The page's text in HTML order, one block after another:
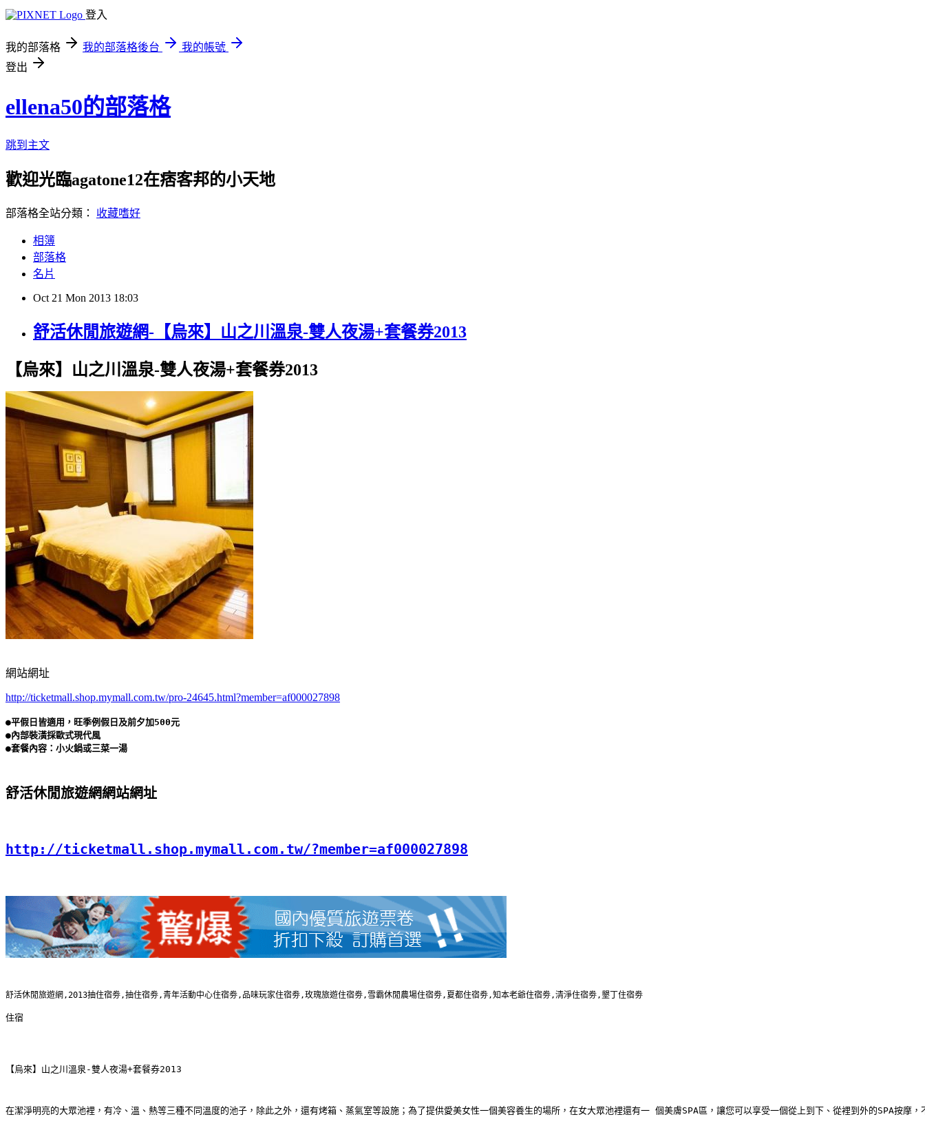
登入
我的部落格 我的部落格後台
我的帳號
登出
ellena50的部落格
跳到主文
歡迎光臨agatone12在痞客邦的小天地
部落格全站分類： 收藏嗜好
相簿
部落格
名片
Oct 21 Mon 2013 18:03
舒活休閒旅遊網-【烏來】山之川溫泉-雙人夜湯+套餐券2013
【烏來】山之川溫泉-雙人夜湯+套餐券2013
網站網址
http://ticketmall.shop.mymall.com.tw/pro-24645.html?member=af000027898
●平假日皆適用，旺季例假日及前夕加500元
●內部裝潢採歐式現代風
舒活休閒旅遊網網站網址
http://ticketmall.shop.mymall.com.tw/?member=af000027898
舒活休閒旅遊網,2013抽住宿劵,抽住宿劵,青年活動中心住宿劵,品味玩家住宿劵,玫瑰旅遊住宿劵,雪霸休閒農場住宿劵,夏都住宿劵,知本老爺住宿劵,清淨住宿劵,墾丁住宿劵
住宿
【烏來】山之川溫泉-雙人夜湯+套餐券2013
在潔淨明亮的大眾池裡，有冷、溫、熱等三種不同溫度的池子，除此之外，還有烤箱、蒸氣室等設施；為了提供愛美女性一個美容養生的場所，在女大眾池裡還有一 個美膚SPA區，讓您可以享受一個從上到下、從裡到外的SPA